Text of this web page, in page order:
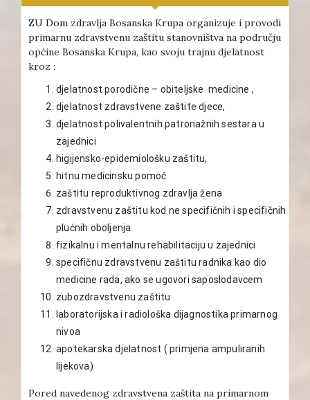
ZU Dom zdravlja Bosanska Krupa organizuje i provodi
primarnu zdravstvenu zaštitu stanovništva na području
općine Bosanska Krupa, kao svoju trajnu djelatnost
kroz :
djelatnost porodične – obiteljske medicine ,
djelatnost zdravstvene zaštite djece,
djelatnost polivalentnih patronažnih sestara u
zajednici
higijensko-epidemiološku zaštitu,
hitnu medicinsku pomoć
zaštitu reproduktivnog zdravlja žena
zdravstvenu zaštitu kod ne specifičnih i specifičnih
plućnih oboljenja
fizikalnu i mentalnu rehabilitaciju u zajednici
specifičnu zdravstvenu zaštitu radnika kao dio
medicine rada, ako se ugovori saposlodavcem
zubozdravstvenu zaštitu
laboratorijska i radiološka dijagnostika primarnog
nivoa
apotekarska djelatnost ( primjena ampuliranih
lijekova)
Pored navedenog zdravstvena zaštita na primarnom